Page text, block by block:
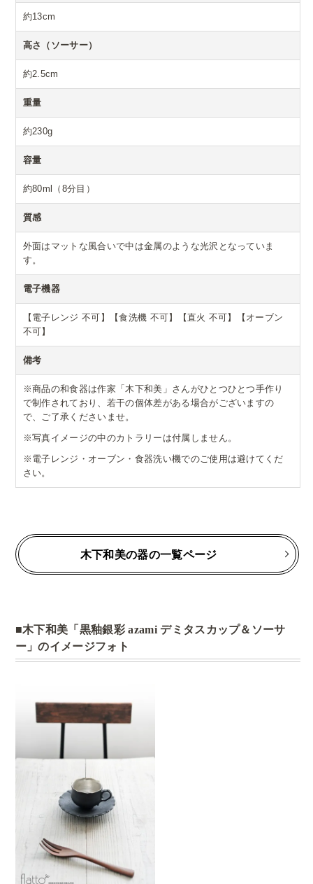
約13cm
高さ（ソーサー）
約2.5cm
重量
約230g
容量
約80ml（8分目）
質感
外面はマットな風合いで中は金属のような光沢となっていま
す。
電子機器
【電子レンジ 不可】【食洗機 不可】【直火 不可】【オーブン
不可】
備考
※商品の和食器は作家「木下和美」さんがひとつひとつ手作り
で制作されており、若干の個体差がある場合がございますの
で、ご了承くださいませ。
※写真イメージの中のカトラリーは付属しません。
※電子レンジ・オーブン・食器洗い機でのご使用は避けてくだ
さい。
木下和美の器の一覧ページ
木下和美「黒釉銀彩 azami デミタスカップ＆ソーサ
ー」のイメージフォト